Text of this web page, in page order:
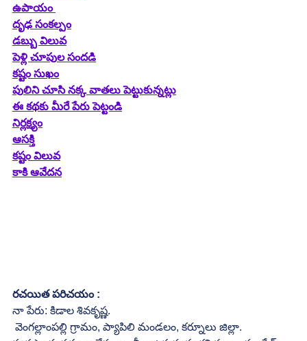
ఉపాయం
దృఢ సంకల్పం
డబ్బు విలువ
పెళ్లి చూపుల సందడి
కష్టం సుఖం
పులిని చూసి నక్క వాతలు పెట్టుకున్నట్లు
ఈ కథకు మీరే పేరు పెట్టండి
నిర్లక్ష్యం
ఆసక్తి
కష్టం విలువ
కాకి ఆవేదన
రచయిత పరిచయం :
నా పేరు: కిడాల శివకృష్ణ.
వెంగల్లాంపల్లి గ్రామం, ప్యాపిలి మండలం, కర్నూలు జిల్లా.